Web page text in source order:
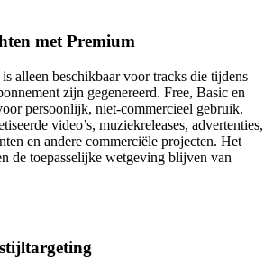
met Premium
alleen beschikbaar voor tracks die tijdens
zijn gegenereerd. Free, Basic en
persoonlijk, niet-commercieel gebruik.
video’s, muziekreleases, advertenties,
en andere commerciële projecten. Het
de toepasselijke wetgeving blijven van